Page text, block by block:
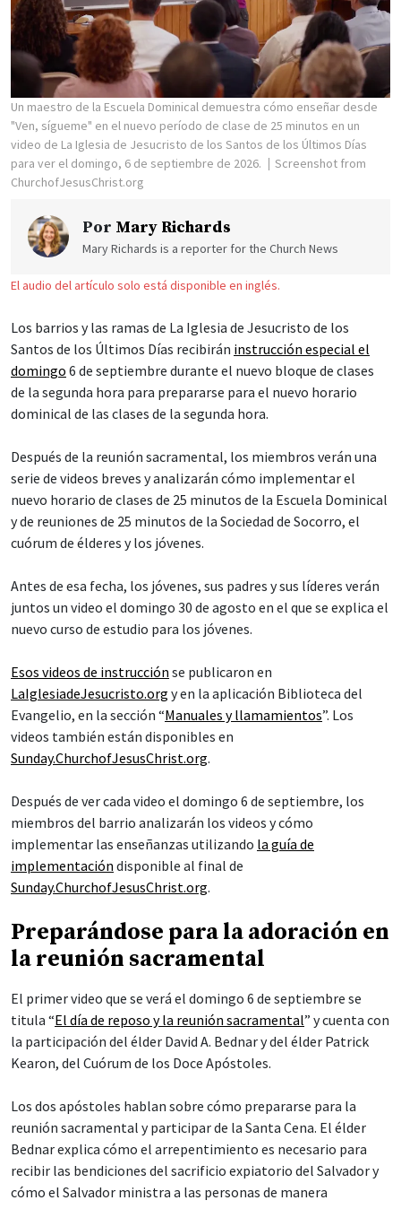
Un maestro de la Escuela Dominical demuestra cómo enseñar desde
"Ven, sígueme" en el nuevo período de clase de 25 minutos en un
video de La Iglesia de Jesucristo de los Santos de los Últimos Días
para ver el domingo, 6 de septiembre de 2026.
Screenshot from
ChurchofJesusChrist.org
Por Mary Richards
Mary Richards is a reporter for the Church News
El audio del artículo solo está disponible en inglés.
Los barrios y las ramas de La Iglesia de Jesucristo de los
Santos de los Últimos Días recibirán instrucción especial el
domingo 6 de septiembre durante el nuevo bloque de clases
de la segunda hora para prepararse para el nuevo horario
dominical de las clases de la segunda hora.
Después de la reunión sacramental, los miembros verán una
serie de videos breves y analizarán cómo implementar el
nuevo horario de clases de 25 minutos de la Escuela Dominical
y de reuniones de 25 minutos de la Sociedad de Socorro, el
cuórum de élderes y los jóvenes.
Antes de esa fecha, los jóvenes, sus padres y sus líderes verán
juntos un video el domingo 30 de agosto en el que se explica el
nuevo curso de estudio para los jóvenes.
Esos videos de instrucción se publicaron en
LaIglesiadeJesucristo.org y en la aplicación Biblioteca del
Evangelio, en la sección “Manuales y llamamientos”. Los
videos también están disponibles en
Sunday.ChurchofJesusChrist.org.
Después de ver cada video el domingo 6 de septiembre, los
miembros del barrio analizarán los videos y cómo
implementar las enseñanzas utilizando la guía de
implementación disponible al final de
Sunday.ChurchofJesusChrist.org.
Preparándose para la adoración en
la reunión sacramental
El primer video que se verá el domingo 6 de septiembre se
titula “El día de reposo y la reunión sacramental” y cuenta con
la participación del élder David A. Bednar y del élder Patrick
Kearon, del Cuórum de los Doce Apóstoles.
Los dos apóstoles hablan sobre cómo prepararse para la
reunión sacramental y participar de la Santa Cena. El élder
Bednar explica cómo el arrepentimiento es necesario para
recibir las bendiciones del sacrificio expiatorio del Salvador y
cómo el Salvador ministra a las personas de manera